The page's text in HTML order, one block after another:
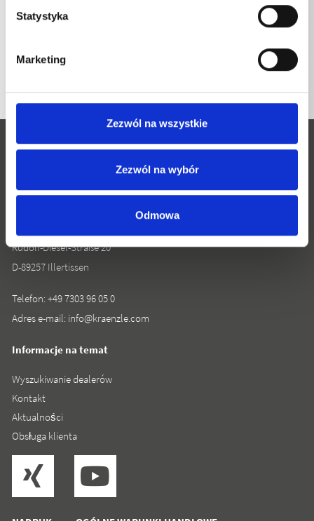
Statystyka
Marketing
Zezwól na wszystkie
Zezwól na wybór
Odmowa
Josef Kränzle GmbH & Co. KG
Rudolf-Diesel-Straße 20
D-89257 Illertissen
Telefon:+49 7303 96 05 0
Adres e-mail: info@kraenzle.com
Informacje na temat
Wyszukiwanie dealerów
Kontakt
Aktualności
Obsługa klienta